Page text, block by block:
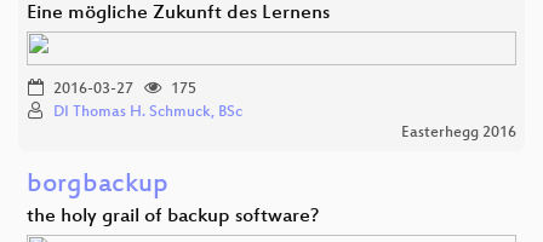
Eine mögliche Zukunft des Lernens
2016-03-27
175
DI Thomas H. Schmuck, BSc
Easterhegg 2016
borgbackup
the holy grail of backup software?